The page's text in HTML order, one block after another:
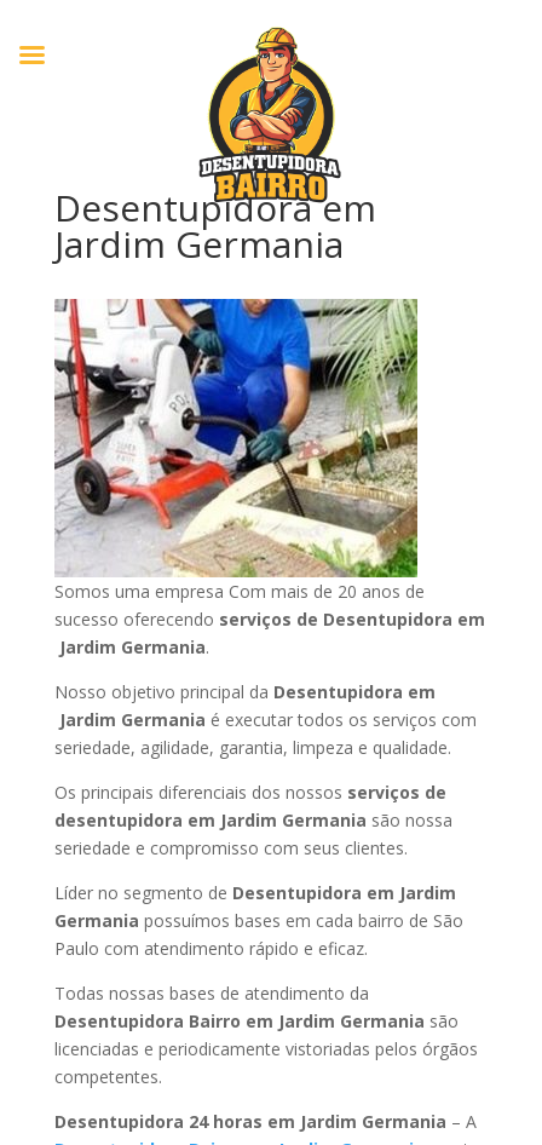
Desentupidora em
Jardim Germania
Somos uma empresa Com mais de 20 anos de
sucesso oferecendo serviços de Desentupidora em
Jardim Germania.
Nosso objetivo principal da Desentupidora em
Jardim Germania é executar todos os serviços com
seriedade, agilidade, garantia, limpeza e qualidade.
Os principais diferenciais dos nossos serviços de
desentupidora em Jardim Germania são nossa
seriedade e compromisso com seus clientes.
Líder no segmento de Desentupidora em Jardim
Germania possuímos bases em cada bairro de São
Paulo com atendimento rápido e eficaz.
Todas nossas bases de atendimento da
Desentupidora Bairro em Jardim Germania são
licenciadas e periodicamente vistoriadas pelos órgãos
competentes.
Desentupidora 24 horas em Jardim Germania – A